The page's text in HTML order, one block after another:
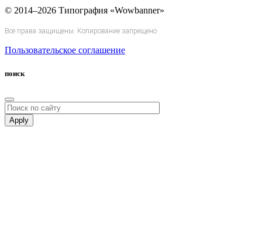
© 2014–2026 Типография «Wowbanner»
Все права защищены. Копирование запрещено
Пользовательское соглашение
поиск